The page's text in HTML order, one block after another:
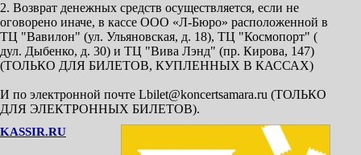
2. Возврат денежных средств осуществляется, если не
оговорено иначе, в кассе ООО «Л-Бюро» расположенной в
ТЦ "Вавилон" (ул. Ульяновская, д. 18), ТЦ "Космопорт" (
дул. Дыбенко, д. 30) и ТЦ "Вива Лэнд" (пр. Кирова, 147)
(ТОЛЬКО ДЛЯ БИЛЕТОВ, КУПЛЕННЫХ В КАССАХ)
И по электронной почте Lbilet@koncertsamara.ru (ТОЛЬКО
ДЛЯ ЭЛЕКТРОННЫХ БИЛЕТОВ).
KASSIR.RU